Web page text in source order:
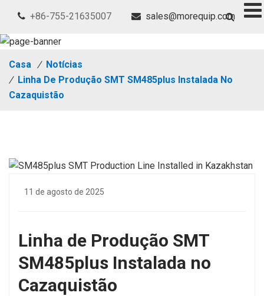
+86-755-21635007 sales@morequip.com
Casa / Notícias
/ Linha De Produção SMT SM485plus Instalada No
Cazaquistão
11 de agosto de 2025
Linha de Produção SMT
SM485plus Instalada no
Cazaquistão